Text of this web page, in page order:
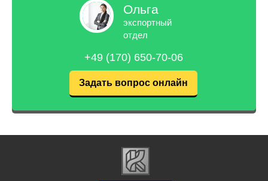
Ольга
экспортный
отдел
+49 (170) 650-70-06
Задать вопрос онлайн